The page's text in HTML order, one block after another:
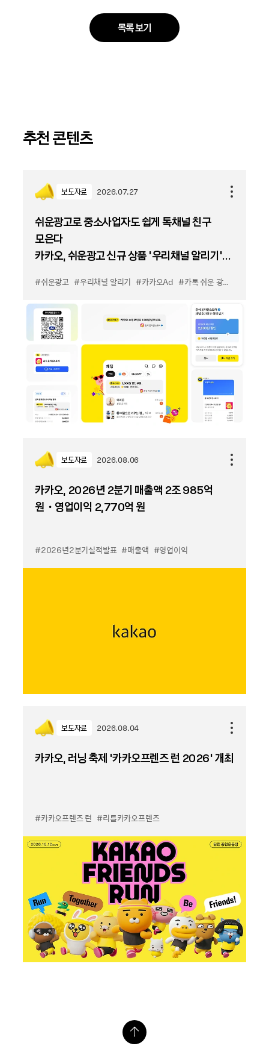
목록 보기
추천 콘텐츠
보도자료 2026.07.27
쉬운광고로 중소사업자도 쉽게 톡채널 친구
모은다
카카오, 쉬운광고 신규 상품 '우리채널 알리기'
#쉬운광고 #우리채널 알리기 #카카오Ad #카톡 쉬운 광고
보도자료 2026.08.06
카카오, 2026년 2분기 매출액 2조 985억
원・영업이익 2,770억 원
#2026년2분기실적발표 #매출액 #영업이익
보도자료 2026.08.04
카카오, 러닝 축제 '카카오프렌즈 런 2026' 개최
#카카오프렌즈 런 #리틀카카오프렌즈